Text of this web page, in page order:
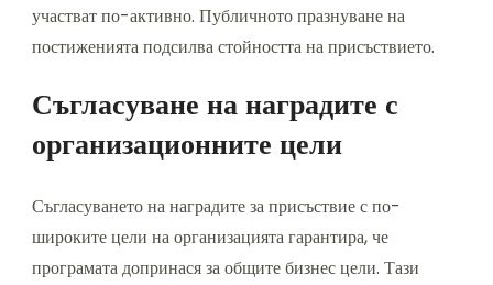
участват по-активно. Публичното празнуване на
постиженията подсилва стойността на присъствието.
Съгласуване на наградите с
организационните цели
Съгласуването на наградите за присъствие с по-
широките цели на организацията гарантира, че
програмата допринася за общите бизнес цели. Тази